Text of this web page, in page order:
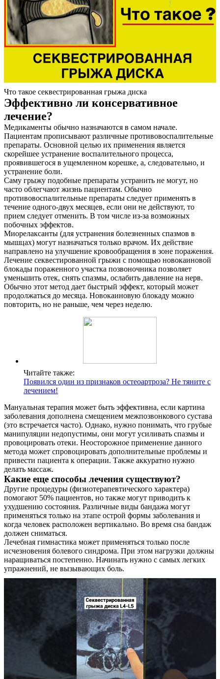
Что такое секвестрированная грыжа диска
Эффективно ли консервативное
лечение?
Медикаменты обычно назначаются в самом начале.
Пациентам прописывают различные противовоспалительные
препараты. Основной целью их применения является
скорейшее устранение воспалительного процесса,
проявившегося в ущемленном корешке, а, следовательно, и
устранение боли.
Саму грыжу подобные препараты устранить не могут, но
часто облегчают жизнь пациентам. Обычно
противовоспалительные препараты следует применять в
течение одного-двух месяцев, если они не действуют, то
прием следует отменить. В том числе из-за возможных
побочных эффектов.
Миорелаксанты (для устранения болезненных спазмов в
мышцах) могут назначаться только врачом. Их действие
направлено на улучшение кровообращения в зоне поражения.
Лечение секвестированной грыжи с помощью новокаиновой
блокады пораженного участка позвоночника позволяет
уменьшить отек, снять спазмы, ослабить давление на нерв.
Обычно этот метод дает быстрый эффект, который может
продолжаться до месяца. Новокаиновую блокаду можно
повторить, но не раньше, чем через неделю.
Читайте также:
Появился один из признаков остеоартроза? Не тяните с
лечением!
Мануальная терапия может быть эффективна, если картина
заболевания дополнена смещением межпозвонкового сустава
(это встречается часто). Однако, нужно понимать, что грубые
манипуляции недопустимы, они могут усиливать спазмы и
провоцировать отеки. Неосторожное применение данного
метода может спровоцировать дополнительные проблемы и
привести пациента к операции. Также аккуратно нужно
делать массаж.
Какие еще способы лечения существуют?
Другие процедуры (физиотерапевтического характера)
помогают 50% пациентов, но также могут приводить к
ухудшению состояния. Различные виды бандажа могут
применяться только на этапе острой формы заболевания и
когда человек расположен вертикально. Во время сна бандаж
должен сниматься.
Лечебная гимнастика может применяться только после
исчезновения болевого синдрома. При этом нагрузки должны
наращиваться постепенно. Начинать нужно с самых легких
упражнений, не вызывающих боль.